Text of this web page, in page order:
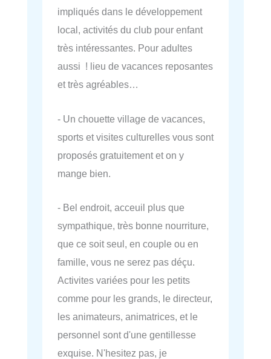
impliqués dans le développement
local, activités du club pour enfant
très intéressantes. Pour adultes
aussi ! lieu de vacances reposantes
et très agréables…
- Un chouette village de vacances,
sports et visites culturelles vous sont
proposés gratuitement et on y
mange bien.
- Bel endroit, acceuil plus que
sympathique, très bonne nourriture,
que ce soit seul, en couple ou en
famille, vous ne serez pas déçu.
Activites variées pour les petits
comme pour les grands, le directeur,
les animateurs, animatrices, et le
personnel sont d'une gentillesse
exquise. N'hesitez pas, je